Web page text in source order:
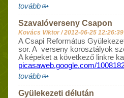
tovább
Szavalóverseny Csapon
Kovács Viktor /2012-06-25 12:26:39
A Csapi Református
sor. A verseny korosztályok
A képeket a következő linkre
picasaweb.google.com/
tovább
Gyülekezeti délután